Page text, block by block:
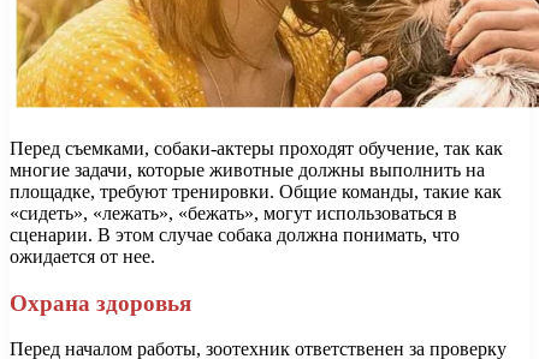
Перед съемками, собаки-актеры проходят обучение, так как
многие задачи, которые животные должны выполнить на
площадке, требуют тренировки. Общие команды, такие как
«сидеть», «лежать», «бежать», могут использоваться в
сценарии. В этом случае собака должна понимать, что
ожидается от нее.
Охрана здоровья
Перед началом работы, зоотехник ответственен за проверку